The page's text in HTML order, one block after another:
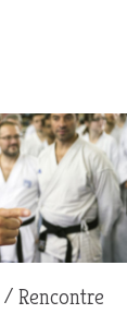
Rencontre